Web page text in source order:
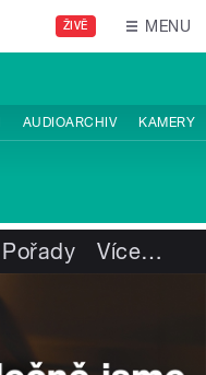
ŽIVĚ MENU
AUDIOARCHIV KAMERY
Pořady Více…